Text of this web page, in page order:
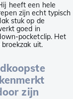
heeft een hele
zijn echt typisch
stuk op de
goed in
pocketclip. Het
uit.
zijn